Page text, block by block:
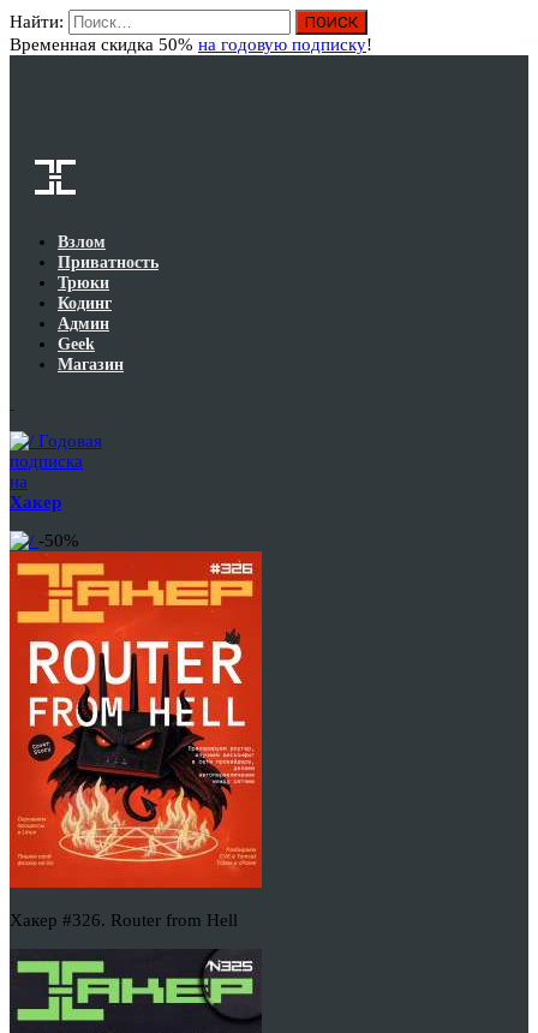
Найти:
Временная скидка 50% на годовую подписку!
Взлом
Приватность
Трюки
Кодинг
Админ
Geek
Магазин
Годовая
подписка
на
Хакер
-50%
Хакер #326. Router from Hell